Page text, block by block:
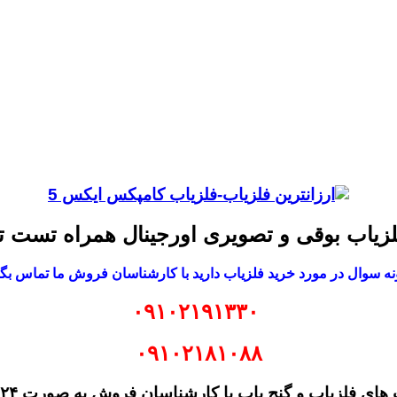
بوقی و تصویری اورجینال همراه
سوال در مورد خرید فلزیاب دارید با کارشناسان فروش ما تماس
۰۹۱۰۲۱۹۱۳۳۰
۰۹۱۰۲۱۸۱۰۸۸